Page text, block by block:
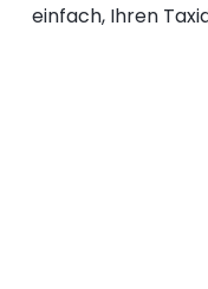
einfach, Ihren